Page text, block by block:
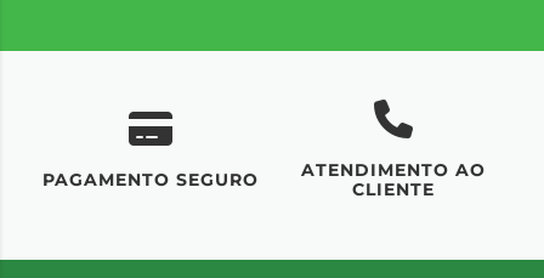
PAGAMENTO SEGURO
ATENDIMENTO AO
CLIENTE